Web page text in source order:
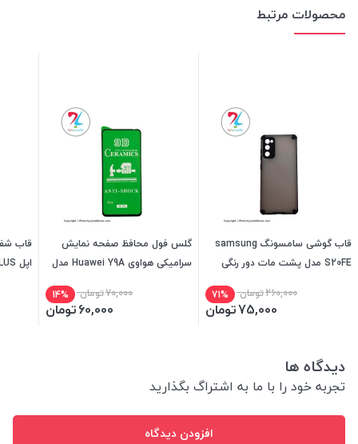
محصولات مرتبط
قاب گوشی سامسونگ samsung
S20FE مدل پشت مات دور رنگی
260,000تومان 71%
75,000تومان
گلس فول محافظ صفحه نمایش
سرامیکی هواوی Huawei Y9A مدل
70,000تومان 14%
60,000تومان
قاب
اپل IPHONE 7 PLUS
دیدگاه ها
تجربه خود را با ما به اشتراگ بگذارید
افزودن دیدگاه